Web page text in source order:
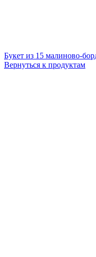
Букет из 15 малиново-
Вернуться к продуктам